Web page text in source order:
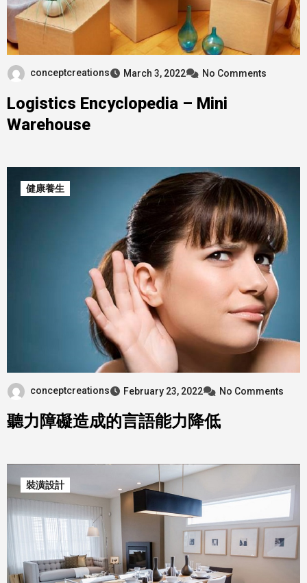
conceptcreations March 3, 2022 No Comments
Logistics Encyclopedia – Mini
Warehouse
健康養生
conceptcreations February 23, 2022 No Comments
聽力障礙造成的言語能力降低
裝潢設計